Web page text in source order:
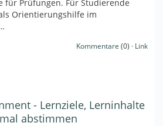
für Prüfungen. Für Studierende
Orientierungshilfe im
Kommentare (0) · Link
- Lernziele, Lerninhalte
abstimmen